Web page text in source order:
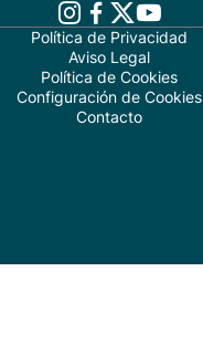
Política de Privacidad
Aviso Legal
Política de Cookies
Configuración de Cookies
Contacto